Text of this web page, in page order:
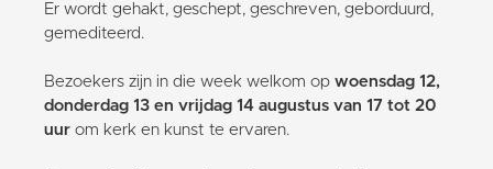
Er wordt gehakt, geschept, geschreven, geborduurd,
gemediteerd.
Bezoekers zijn in die week welkom op woensdag 12,
donderdag 13 en vrijdag 14 augustus van 17 tot 20
uur om kerk en kunst te ervaren.